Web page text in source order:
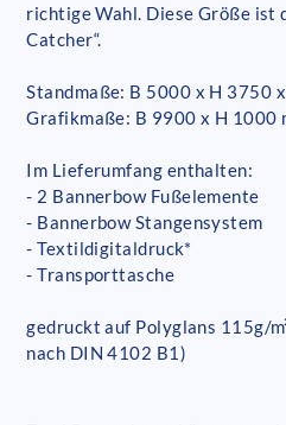
richtige Wahl. Diese Größe ist
Catcher“.
Standmaße: B 5000 x H 3750
Grafikmaße: B 9900 x H 1000
Im Lieferumfang enthalten:
- 2 Bannerbow Fußelemente
- Bannerbow Stangensystem
- Textildigitaldruck*
- Transporttasche
gedruckt auf Polyglans 115g/
nach DIN 4102 B1)